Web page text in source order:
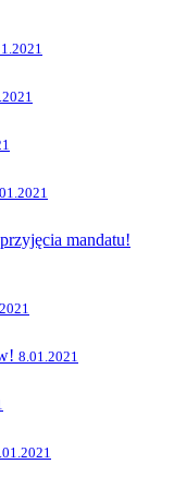
mandatu!
8.01.2021